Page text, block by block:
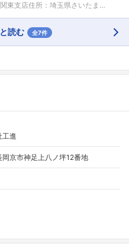
支店住所：埼玉県さいたま市北区本...
読む 全7件
工進
岡京市神足上八ノ坪12番地